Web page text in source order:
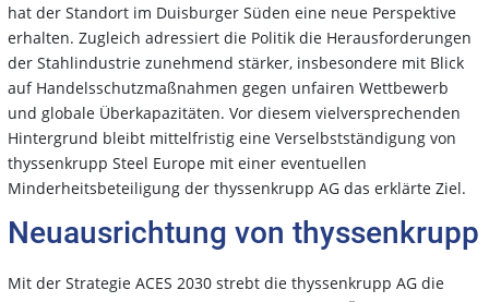
hat der Standort im Duisburger Süden eine neue Perspektive
erhalten. Zugleich adressiert die Politik die Herausforderungen
der Stahlindustrie zunehmend stärker, insbesondere mit Blick
auf Handelsschutzmaßnahmen gegen unfairen Wettbewerb
und globale Überkapazitäten. Vor diesem vielversprechenden
Hintergrund bleibt mittelfristig eine Verselbstständigung von
thyssenkrupp Steel Europe mit einer eventuellen
Minderheitsbeteiligung der thyssenkrupp AG das erklärte Ziel.
Neuausrichtung von thyssenkrupp
Mit der Strategie ACES 2030 strebt die thyssenkrupp AG die